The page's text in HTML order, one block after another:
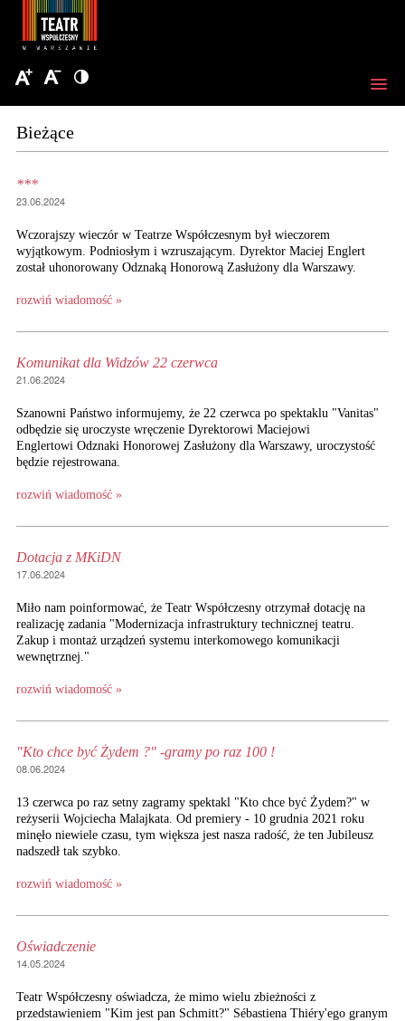
Bieżące
***
23.06.2024
Wczorajszy wieczór w Teatrze Współczesnym był wieczorem
wyjątkowym. Podniosłym i wzruszającym. Dyrektor Maciej Englert
został uhonorowany Odznaką Honorową Zasłużony dla Warszawy.
rozwiń wiadomość »
Komunikat dla Widzów 22 czerwca
21.06.2024
Szanowni Państwo informujemy, że 22 czerwca po spektaklu "Vanitas"
odbędzie się uroczyste wręczenie Dyrektorowi Maciejowi
Englertowi Odznaki Honorowej Zasłużony dla Warszawy, uroczystość
będzie rejestrowana.
rozwiń wiadomość »
Dotacja z MKiDN
17.06.2024
Miło nam poinformować, że Teatr Współczesny otrzymał dotację na
realizację zadania "Modernizacja infrastruktury technicznej teatru.
Zakup i montaż urządzeń systemu interkomowego komunikacji
wewnętrznej."
rozwiń wiadomość »
"Kto chce być Żydem ?" -gramy po raz 100 !
08.06.2024
13 czerwca po raz setny zagramy spektakl "Kto chce być Żydem?" w
reżyserii Wojciecha Malajkata. Od premiery - 10 grudnia 2021 roku
minęło niewiele czasu, tym większa jest nasza radość, że ten Jubileusz
nadszedł tak szybko.
rozwiń wiadomość »
Oświadczenie
14.05.2024
Teatr Współczesny oświadcza, że mimo wielu zbieżności z
przedstawieniem "Kim jest pan Schmitt?" Sébastiena Thiéry'ego granym